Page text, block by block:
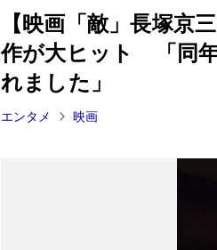
【映画「敵」長塚京
作が大ヒット 「同
れました」
エンタメ 映画